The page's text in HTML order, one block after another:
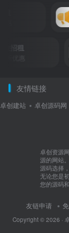
友情链接
卓创建站 卓创源码网
卓创资源
源的网站
源码选择
无论您是
您的源码
友链申请
Copyright © 2026 ·